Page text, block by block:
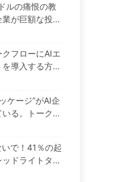
で、毒を警戒
乱を防ぎ、ノ
に排除しよう
学ぶAI170
ルの痛恨の教
が巨額な投資
スタントは、
他社は90%の
現するのか？
学ぶAI169
フローにAIエ
を導入する方
完全実施ガイド
ケージ”がAI企
る。トークン
想で、AIで本
り学ぶAI164
で！41％の起
ドライトタス
げ、技術力が